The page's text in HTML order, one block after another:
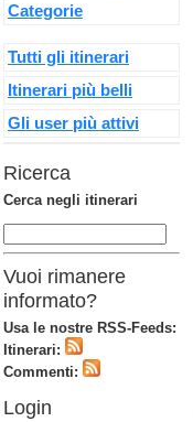
Categorie
Tutti gli itinerari
Itinerari più belli
Gli user più attivi
Ricerca
Cerca negli itinerari
Vuoi rimanere
informato?
Usa le nostre RSS-Feeds:
Itinerari:
Commenti:
Login